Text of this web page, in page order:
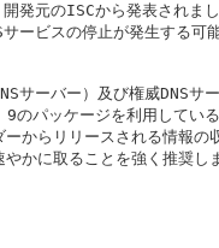
発元のISCから発表されま
ービスの停止が発生する可
サーバー）及び権威DNSサ
のパッケージを利用してい
からリリースされる情報の
かに取ることを強く推奨し